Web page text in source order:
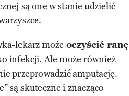
są one w stanie udzielić
lekarz może oczyścić ranę
infekcji. Ale może również
przeprowadzić amputację.
są skuteczne i znacząco